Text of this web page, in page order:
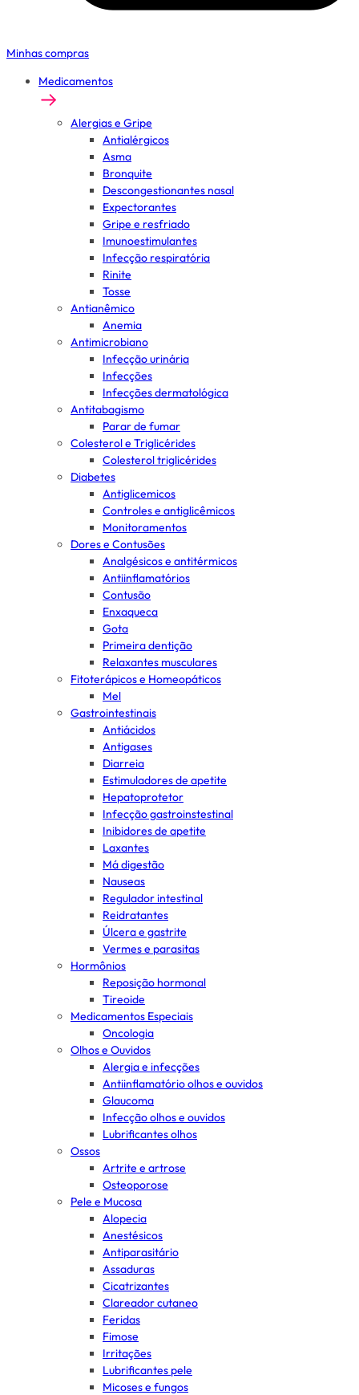
Minhas compras
Medicamentos
Alergias e Gripe
Antialérgicos
Asma
Bronquite
Descongestionantes nasal
Expectorantes
Gripe e resfriado
Imunoestimulantes
Infecção respiratória
Rinite
Tosse
Antianêmico
Anemia
Antimicrobiano
Infecção urinária
Infecções
Infecções dermatológica
Antitabagismo
Parar de fumar
Colesterol e Triglicérides
Colesterol triglicérides
Diabetes
Antiglicemicos
Controles e antiglicêmicos
Monitoramentos
Dores e Contusões
Analgésicos e antitérmicos
Antiinflamatórios
Contusão
Enxaqueca
Gota
Primeira dentição
Relaxantes musculares
Fitoterápicos e Homeopáticos
Mel
Gastrointestinais
Antiácidos
Antigases
Diarreia
Estimuladores de apetite
Hepatoprotetor
Infecção gastroinstestinal
Inibidores de apetite
Laxantes
Má digestão
Nauseas
Regulador intestinal
Reidratantes
Úlcera e gastrite
Vermes e parasitas
Hormônios
Reposição hormonal
Tireoide
Medicamentos Especiais
Oncologia
Olhos e Ouvidos
Alergia e infecções
Antiinflamatório olhos e ouvidos
Glaucoma
Infecção olhos e ouvidos
Lubrificantes olhos
Ossos
Artrite e artrose
Osteoporose
Pele e Mucosa
Alopecia
Anestésicos
Antiparasitário
Assaduras
Cicatrizantes
Clareador cutaneo
Feridas
Fimose
Irritações
Lubrificantes pele
Micoses e fungos